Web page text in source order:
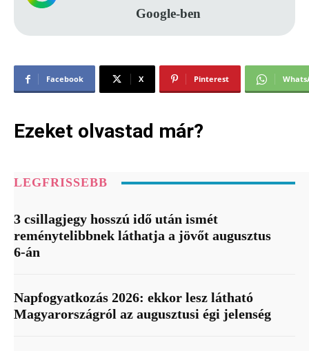
Google-ben
Facebook X Pinterest
Ezeket olvastad már?
LEGFRISSEBB
3 csillagjegy hosszú idő után ismét
reménytelibbnek láthatja a jövőt augusztus
6-án
Napfogyatkozás 2026: ekkor lesz látható
Magyarországról az augusztusi égi jelenség